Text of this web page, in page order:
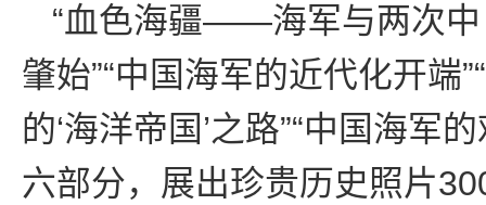
“血色海疆——海军与两次中
肇始”“中国海军的近代化开端
的‘海洋帝国’之路”“中国海军
六部分，展出珍贵历史照片